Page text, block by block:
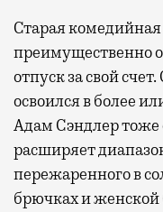
Старая
преимущественно
отпуск за свой
освоился в более
Адам Сэндлер
расширяет
пережаренного в
брючках и женской